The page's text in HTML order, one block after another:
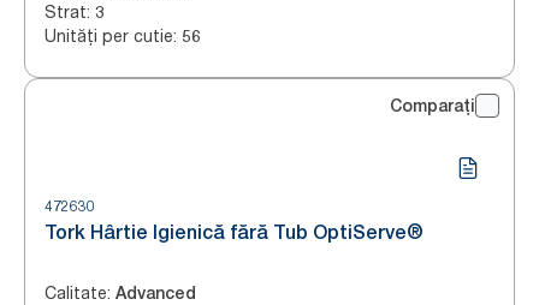
Strat: 3
Unități per cutie: 56
Comparați
472630
Tork Hârtie Igienică fără Tub OptiServe®
Calitate: Advanced